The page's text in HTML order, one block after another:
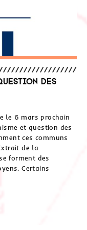
des
le 6 mars prochain
et question des
ces communs
de la
forment des
Certains